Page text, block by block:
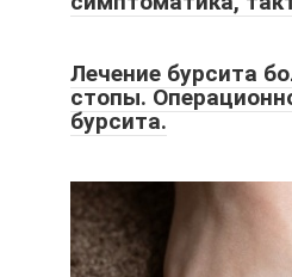
Лечение бурсита
стопы.
бурсита.